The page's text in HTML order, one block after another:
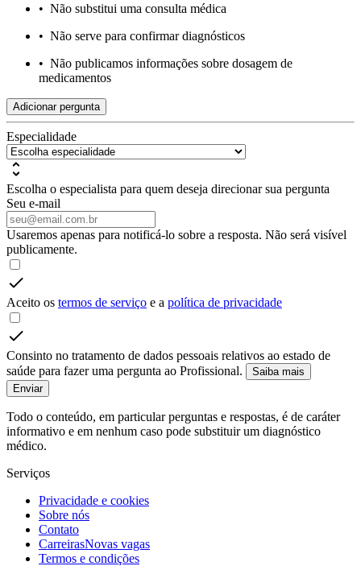
• Não substitui uma consulta médica
• Não serve para confirmar diagnósticos
• Não publicamos informações sobre dosagem de
medicamentos
Adicionar pergunta
Especialidade
Escolha o especialista para quem deseja direcionar sua pergunta
Seu e-mail
Usaremos apenas para notificá-lo sobre a resposta. Não será visível
publicamente.
Aceito os termos de serviço e a política de privacidade
Consinto no tratamento de dados pessoais relativos ao estado de
saúde para fazer uma pergunta ao Profissional.
Saiba mais
Enviar
Todo o conteúdo, em particular perguntas e respostas, é de caráter
informativo e em nenhum caso pode substituir um diagnóstico
médico.
Serviços
Privacidade e cookies
Sobre nós
Contato
CarreirasNovas vagas
Termos e condições